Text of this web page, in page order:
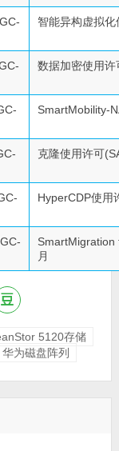
智能异构虚拟
数据加密使用
SmartMobility-
克隆使用许可
HyperCDP使用
SmartMigration
月
5120存储
华为磁盘阵列